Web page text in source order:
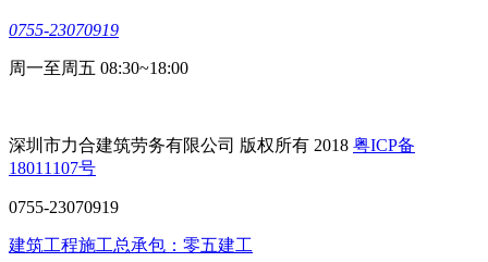
0755-23070919
周一至周五 08:30~18:00
深圳市力合建筑劳务有限公司 版权所有 2018 粤ICP备
18011107号
0755-23070919
建筑工程施工总承包：零五建工